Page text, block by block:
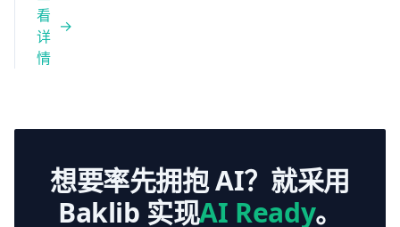
释放
人工
智能
打造
型知
识管
理体
识管
理的
价值
领先
的人
工智
看
详
情
想要率先拥抱 AI？就采用
Baklib 实现AI Ready。